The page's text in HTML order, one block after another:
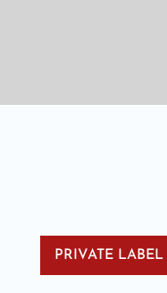
PRIVATE LABEL